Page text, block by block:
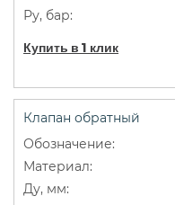
Купить в 1 клик
Клапан обратный